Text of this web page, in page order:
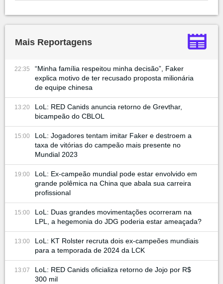
Mais Reportagens
22:35
“Minha família respeitou minha decisão”, Faker
explica motivo de ter recusado proposta milionária
de equipe chinesa
13:20
LoL: RED Canids anuncia retorno de Grevthar,
bicampeão do CBLOL
15:00
LoL: Jogadores tentam imitar Faker e destroem a
taxa de vitórias do campeão mais presente no
Mundial 2023
19:00
LoL: Ex-campeão mundial pode estar envolvido em
grande polêmica na China que abala sua carreira
profissional
15:00
LoL: Duas grandes movimentações ocorreram na
LPL, a hegemonia do JDG poderia estar ameaçada?
13:00
LoL: KT Rolster recruta dois ex-campeões mundiais
para a temporada de 2024 da LCK
13:07
LoL: RED Canids oficializa retorno de Jojo por R$
300 mil